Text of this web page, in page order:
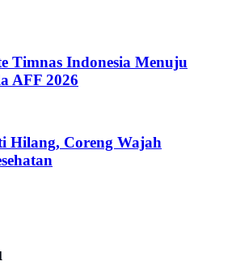
Timnas Indonesia Menuju
AFF 2026
Hilang, Coreng Wajah